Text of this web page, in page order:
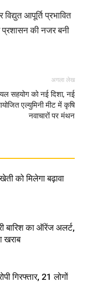
आपूर्ति प्रभावित
प्रशासन की नजर बनी
अगला लेख
सहयोग को नई दिशा, नई
एल्युमिनी मीट में कृषि
नवाचारों पर मंथन
को मिलेगा बढ़ावा
बारिश का ऑरेंज अलर्ट,
खराब
गिरफ्तार, 21 लोगों